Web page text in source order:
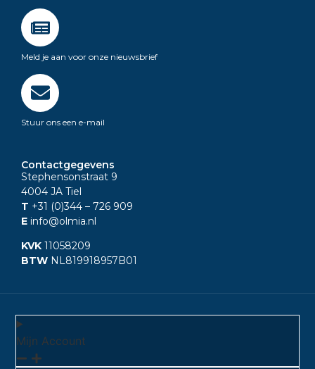
Meld je aan voor onze nieuwsbrief
Stuur ons een e-mail
Contactgegevens
Stephensonstraat 9
4004 JA Tiel
T +31 (0)344 – 726 909
E info@olmia.nl
KVK 11058209
BTW NL819918957B01
Mijn Account